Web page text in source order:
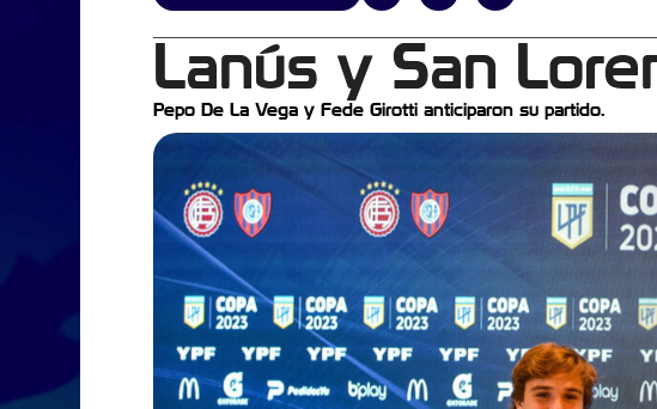
Lanús y San
Pepo De La Vega y Fede Girotti anticiparon su partido.